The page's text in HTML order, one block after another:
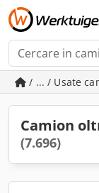
/ ... / Usate
Camion
(7.696)